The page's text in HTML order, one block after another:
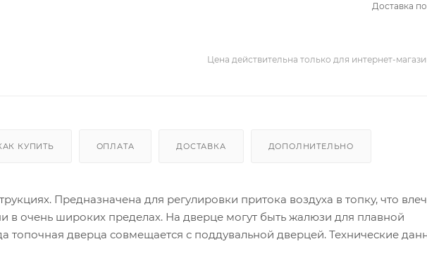
Доставка
Цена действительна только для интернет-
КУПИТЬ ОПЛАТА ДОСТАВКА ДОПОЛНИТЕЛЬНО
Предназначена для регулировки притока воздуха в топку, что
в очень широких пределах. На дверце могут быть жалюзи для плавной
топочная дверца совмещается с поддувальной дверцей. Технические